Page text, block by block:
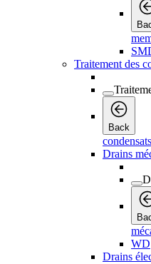
Traitement des
Back
condensats
Drains
WD
Drains